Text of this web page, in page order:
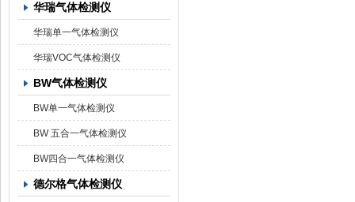
华瑞气体检测仪
华瑞单一气体检测仪
华瑞VOC气体检测仪
BW气体检测仪
BW单一气体检测仪
BW 五合一气体检测仪
BW四合一气体检测仪
德尔格气体检测仪